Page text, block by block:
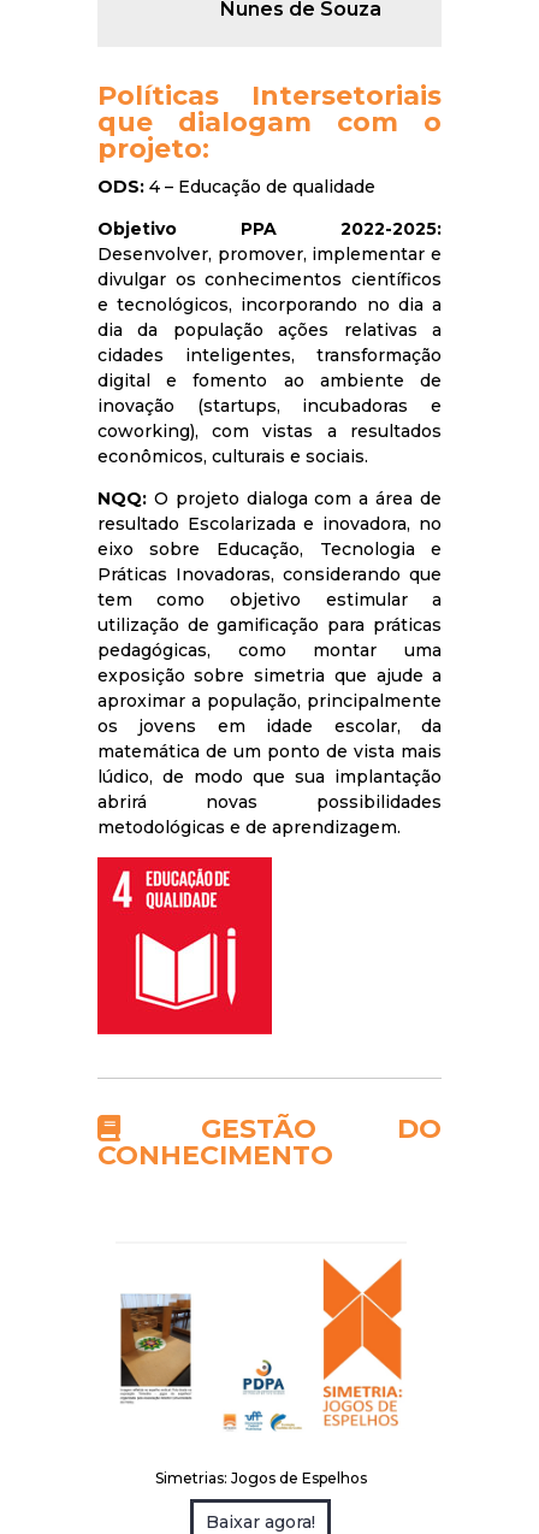
Nunes de Souza
Políticas Intersetoriais
que dialogam com o
projeto:
ODS:4 – Educação de qualidade
Objetivo PPA 2022-2025:
Desenvolver, promover, implementar e
divulgar os conhecimentos científicos
e tecnológicos, incorporando no dia a
dia da população ações relativas a
cidades inteligentes, transformação
digital e fomento ao ambiente de
inovação (startups, incubadoras e
coworking), com vistas a resultados
econômicos, culturais e sociais.
NQQ:O projeto dialoga com a área de
resultado Escolarizada e inovadora, no
eixo sobre Educação, Tecnologia e
Práticas Inovadoras, considerando que
tem como objetivo estimular a
utilização de gamificação para práticas
pedagógicas, como montar uma
exposição sobre simetria que ajude a
aproximar a população, principalmente
os jovens em idade escolar, da
matemática de um ponto de vista mais
lúdico, de modo que sua implantação
abrirá novas possibilidades
metodológicas e de aprendizagem.
GESTÃO DO
CONHECIMENTO
Simetrias: Jogos de Espelhos
Baixar agora!